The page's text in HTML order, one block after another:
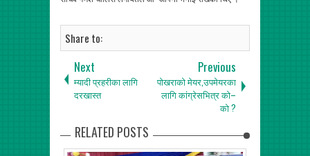
Share to:
Next
म्यादी प्रहरीका लागि
दरखास्त
Previous
पोखराको मेयर,उपमेयरका
लागि कांग्रेसभित्र को–
को ?
RELATED POSTS